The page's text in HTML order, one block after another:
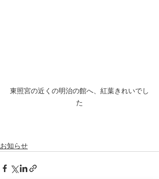
東照宮の近くの明治の館へ、紅葉きれいでし
た
お知らせ